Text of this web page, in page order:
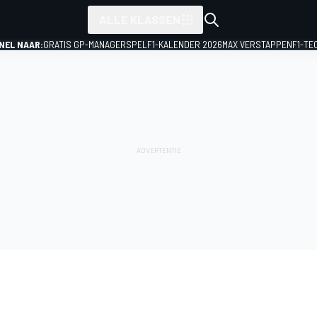
NAAR:GRATIS GP-MANAGERSPEL F1-KALENDER 2026MAX VERSTAPPENF1-